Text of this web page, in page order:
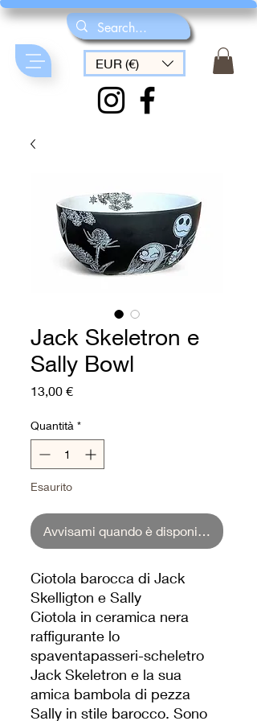
EUR (€)
Jack Skeletron e
Sally Bowl
13,00 €Prezzo
Quantità *
Esaurito
Avvisami quando è disponibile
Ciotola barocca di Jack
Skelligton e Sally
Ciotola in ceramica nera
raffigurante lo
spaventapasseri-scheletro
Jack Skeletron e la sua
amica bambola di pezza
Sally in stile barocco. Sono